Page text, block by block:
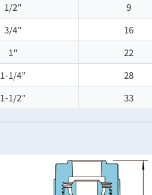
1/2" 9
3/4" 16
1" 22
1-1/4" 28
1-1/2" 33